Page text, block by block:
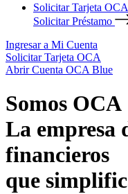
Solicitar Tarjeta OCA
Solicitar Préstamo
Ingresar a Mi Cuenta
Solicitar Tarjeta OCA
Abrir Cuenta OCA Blue
Somos OCA
La empresa
financieros
que